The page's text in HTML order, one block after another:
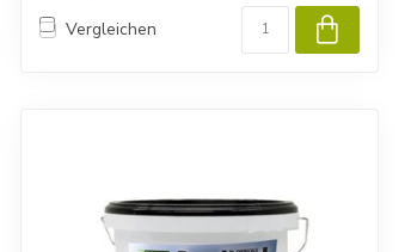
Vergleichen